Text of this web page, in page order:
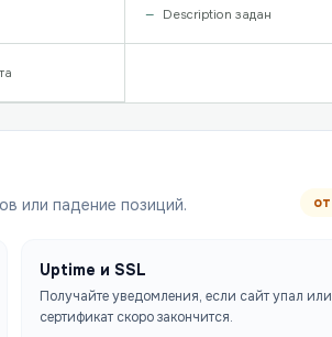
Description задан
или падение позиций. от
Uptime и SSL
Получайте уведомления, если сайт упал или
сертификат скоро закончится.